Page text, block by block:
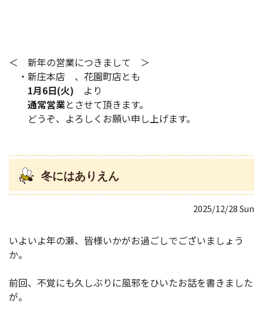
＜ 新年の営業につきまして ＞
・新庄本店 、花園町店とも
1月6日(火) より
通常営業とさせて頂きます。
どうぞ、よろしくお願い申し上げます。
冬にはありえん
2025/12/28 Sun
いよいよ年の瀬、皆様いかがお過ごしでございましょう
か。
前回、不覚にも久しぶりに風邪をひいたお話を書きました
が。